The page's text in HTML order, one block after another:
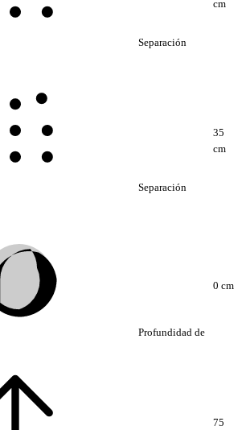
Separación
cm
Separación
35
cm
Profundidad de
0 cm
75